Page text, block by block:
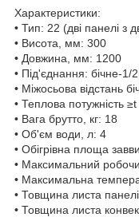
Характеристики:
• Тип: 22 (дві панелі з
• Висота, мм: 300
• Довжина, мм: 1200
• Під'єднання: бічне-1/
• Міжосьова відстань
• Теплова потужність
• Вага брутто, кг: 18
• Об'єм води, л: 4
• Обігрівна площа
• Максимальний
• Максимальна
• Товщина листа
• Товщина листа